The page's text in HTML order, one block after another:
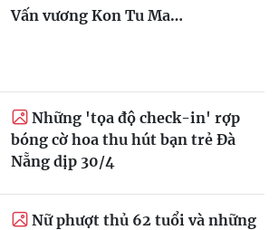
Vấn vương Kon Tu Ma…
Những 'tọa độ check-in' rợp
bóng cờ hoa thu hút bạn trẻ Đà
Nẵng dịp 30/4
Nữ phượt thủ 62 tuổi và những